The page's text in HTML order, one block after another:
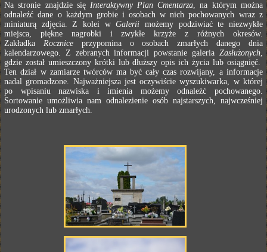
Na stronie znajdzie się Interaktywny Plan Cmentarza, na którym można
odnaleźć dane o każdym grobie i osobach w nich pochowanych wraz z
miniaturą zdjęcia. Z kolei wGalerii możemy podziwiać te niezwykłe
miejsca, piękne nagrobki i zwykłe krzyże z różnych okresów.
ZakładkaRocznice przypomina o osobach zmarłych danego dnia
kalendarzowego. Z zebranych informacji powstanie galeria Zasłużonych,
gdzie został umieszczony krótki lub dłuższy opis ich życia lub osiągnięć.
Ten dział w zamiarze twórców ma być cały czas rozwijany, a informacje
nadal gromadzone. Najważniejsza jest oczywiście wyszukiwarka, w której
po wpisaniu nazwiska i imienia możemy odnaleźć pochowanego.
Sortowanie umożliwia nam odnalezienie osób najstarszych, najwcześniej
urodzonych lub zmarłych.